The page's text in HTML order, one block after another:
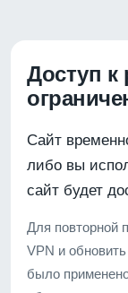
Доступ к
Сайт
либо вы
сайт будет
Для повторной
VPN и
было